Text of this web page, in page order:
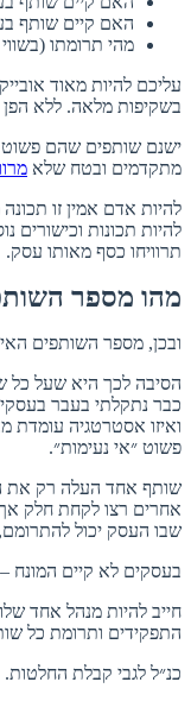
האם קיים שותף
מהי תרומתו
עליכם להיות מאוד
בשקיפות מלאה. ללא
ישנם שותפים שהם פשוט
מתקדמים ובטח שלא
להיות אדם אמין זו
להיות תכונות וכישורים
תרוויחו כסף מאותו עסק.
מהו מספר
ובכן, מספר השותפים האידיאלי
הסיבה לכך היא שעל
ואיזו אסטרטגיה עומדת
פשוט ״אי נעימות״.
שותף אחד העלה רק את
אחרים רצו לקחת חלק אך
שבו העסק יכול
בעסקים לא קיים המונח –
חייב להיות מנהל אחד
התפקידים ותרומת כל
כנ״ל לגבי קבלת החלטות.